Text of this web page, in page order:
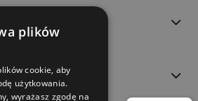
O NAS
plików
cookie, aby
użytkowania.
wyrażasz zgodę na